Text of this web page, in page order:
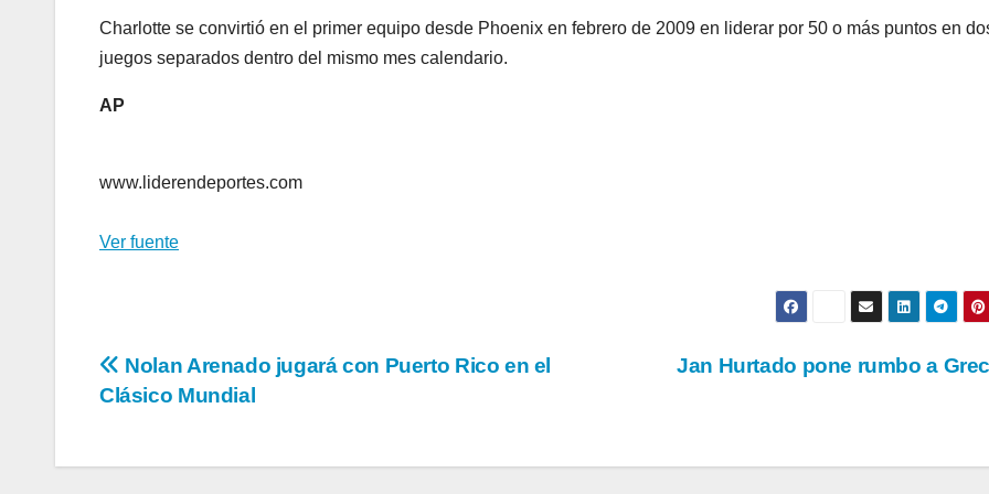
Charlotte se convirtió en el primer equipo desde Phoenix en febrero de 2009 en liderar por 50 o más puntos en
juegos separados dentro del mismo mes calendario.
AP
www.liderendeportes.com
Ver fuente
Navegación
entradas
Jan Hurtado pone rumbo a
Nolan Arenado jugará con Puerto Rico en el
Clásico Mundial